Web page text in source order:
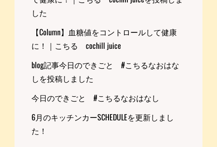
した
【Column】血糖値をコントロールして健康
に！｜こちる cochill juice
blog記事今日のできごと #こちるなおはな
しを投稿しました
今日のできごと #こちるなおはなし
6月のキッチンカーSCHEDULEを更新しまし
た！